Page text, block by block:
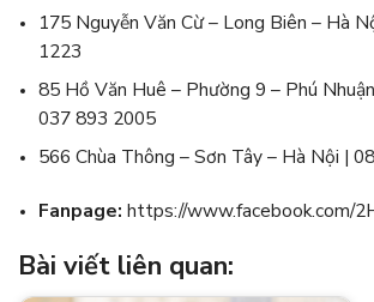
175 Nguyễn Văn Cừ – Long Biên – Hà
1223
85 Hồ Văn Huê – Phường 9 – Phú
037 893 2005
566 Chùa Thông – Sơn Tây – Hà Nội |
Fanpage: https://www.facebook.com/
Bài viết liên quan: